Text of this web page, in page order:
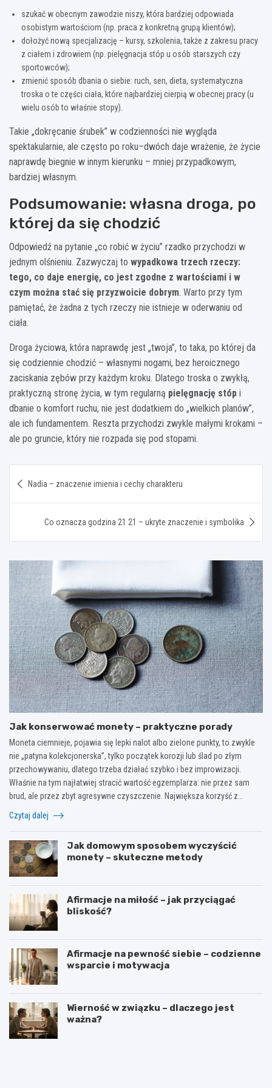
szukać w obecnym zawodzie niszy, która bardziej odpowiada
osobistym wartościom (np. praca z konkretną grupą klientów);
dołożyć nową specjalizację – kursy, szkolenia, także z zakresu pracy
z ciałem i zdrowiem (np. pielęgnacja stóp u osób starszych czy
sportowców);
zmienić sposób dbania o siebie: ruch, sen, dieta, systematyczna
troska o te części ciała, które najbardziej cierpią w obecnej pracy (u
wielu osób to właśnie stopy).
Takie „dokręcanie śrubek” w codzienności nie wygląda
spektakularnie, ale często po roku–dwóch daje wrażenie, że życie
naprawdę biegnie w innym kierunku – mniej przypadkowym,
bardziej własnym.
Podsumowanie: własna droga, po
której da się chodzić
Odpowiedź na pytanie „co robić w życiu” rzadko przychodzi w
jednym olśnieniu. Zazwyczaj to wypadkowa trzech rzeczy:
tego, co daje energię, co jest zgodne z wartościami i w
czym można stać się przyzwoicie dobrym. Warto przy tym
pamiętać, że żadna z tych rzeczy nie istnieje w oderwaniu od
ciała.
Droga życiowa, która naprawdę jest „twoja”, to taka, po której da
się codziennie chodzić – własnymi nogami, bez heroicznego
zaciskania zębów przy każdym kroku. Dlatego troska o zwykłą,
praktyczną stronę życia, w tym regularną pielęgnację stóp i
dbanie o komfort ruchu, nie jest dodatkiem do „wielkich planów”,
ale ich fundamentem. Reszta przychodzi zwykle małymi krokami –
ale po gruncie, który nie rozpada się pod stopami.
wpisu
Nadia – znaczenie imienia i cechy charakteru
Co oznacza godzina 21 21 – ukryte znaczenie i symbolika
Jak konserwować monety – praktyczne porady
Moneta ciemnieje, pojawia się lepki nalot albo zielone punkty, to zwykle
nie „patyna kolekcjonerska”, tylko początek korozji lub ślad po złym
przechowywaniu, dlatego trzeba działać szybko i bez improwizacji.
Właśnie na tym najłatwiej stracić wartość egzemplarza: nie przez sam
brud, ale przez zbyt agresywne czyszczenie. Największa korzyść z…
Czytaj dalej
Jak domowym sposobem wyczyścić
monety – skuteczne metody
Afirmacje na miłość – jak przyciągać
bliskość?
Afirmacje na pewność siebie – codzienne
wsparcie i motywacja
Wierność w związku – dlaczego jest
ważna?
D
J